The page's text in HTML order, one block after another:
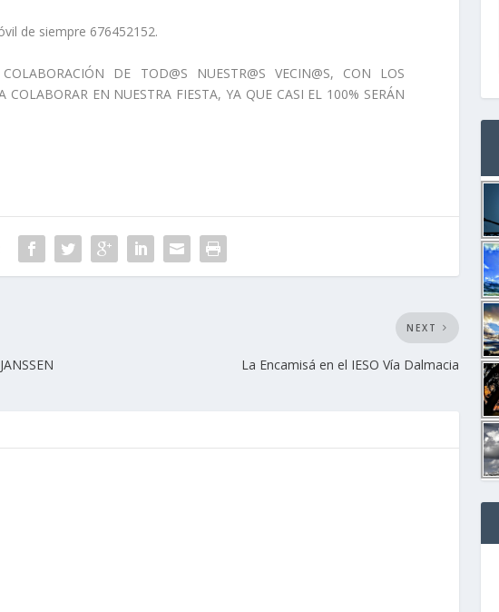
de siempre 676452152.
DE TOD@S NUESTR@S VECIN@S, CON LOS
COLABORAR EN NUESTRA FIESTA, YA QUE CASI EL 100% SERÁN
NEXT
La Encamisá en el IESO Vía Dalmacia